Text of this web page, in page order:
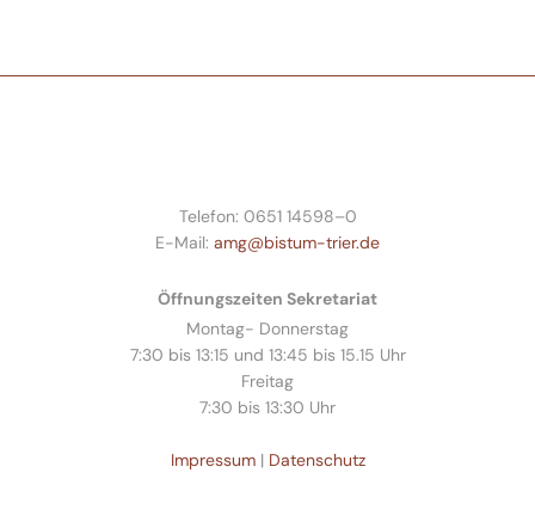
Telefon: 0651 14598–0
E-Mail: amg@bistum-trier.de
Öffnungszeiten Sekretariat
Montag- Donnerstag
7:30 bis 13:15 und 13:45 bis 15.15 Uhr
Freitag
7:30 bis 13:30 Uhr
Impressum| Datenschutz